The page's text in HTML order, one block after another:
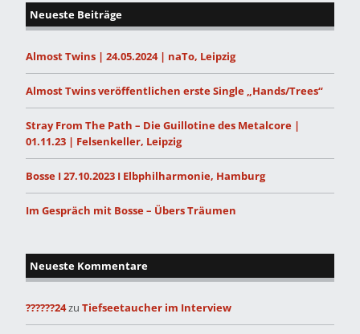
Neueste Beiträge
Almost Twins | 24.05.2024 | naTo, Leipzig
Almost Twins veröffentlichen erste Single „Hands/Trees“
Stray From The Path – Die Guillotine des Metalcore |
01.11.23 | Felsenkeller, Leipzig
Bosse I 27.10.2023 I Elbphilharmonie, Hamburg
Im Gespräch mit Bosse – Übers Träumen
Neueste Kommentare
??????24zu Tiefseetaucher im Interview